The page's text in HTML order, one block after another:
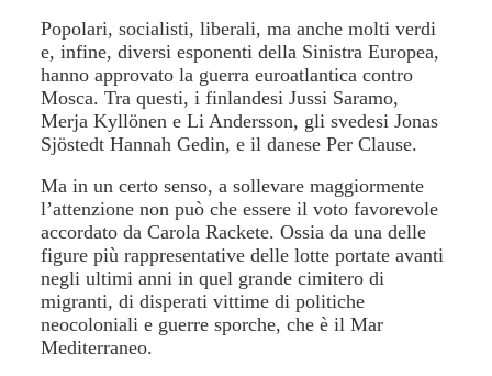
Popolari, socialisti, liberali, ma anche molti verdi
e, infine, diversi esponenti della Sinistra Europea,
hanno approvato la guerra euroatlantica contro
Mosca. Tra questi, i finlandesi Jussi Saramo,
Merja Kyllönen e Li Andersson, gli svedesi Jonas
Sjöstedt Hannah Gedin, e il danese Per Clause.
Ma in un certo senso, a sollevare maggiormente
l’attenzione non può che essere ilvoto favorevole
accordato da Carola Rackete. Ossia da una delle
figure più rappresentative delle lotte portate avanti
negli ultimi anni in quel grande cimitero di
migranti, di disperati vittime di politiche
neocoloniali e guerre sporche, che è il Mar
Mediterraneo.